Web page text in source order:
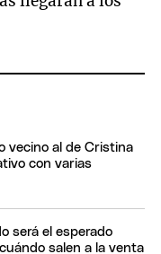
vecino al de Cristina
con varias
será el esperado
salen a la venta